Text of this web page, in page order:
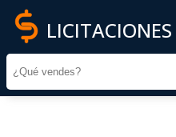
LICITACIONES